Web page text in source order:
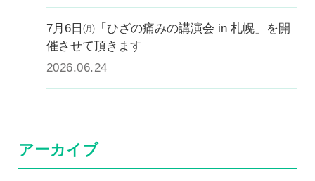
7月6日㈪「ひざの痛みの講演会 in 札幌」を開
催させて頂きます
2026.06.24
アーカイブ